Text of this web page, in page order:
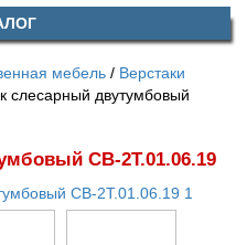
мебель
Верстаки
слесарный двутумбовый
СВ-2Т.01.06.19